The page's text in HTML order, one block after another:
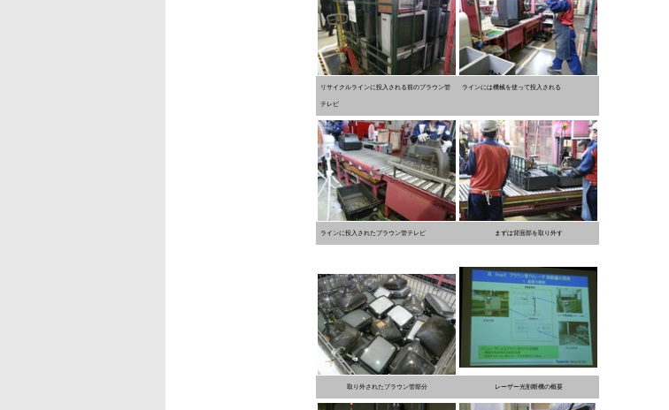
リサイクルラインに投入される前のブラウン管
テレビ
ラインには機械を使って投入される
ラインに投入されたブラウン管テレビ まずは背面部を取り外す
取り外されたブラウン管部分 レーザー光割断機の概要